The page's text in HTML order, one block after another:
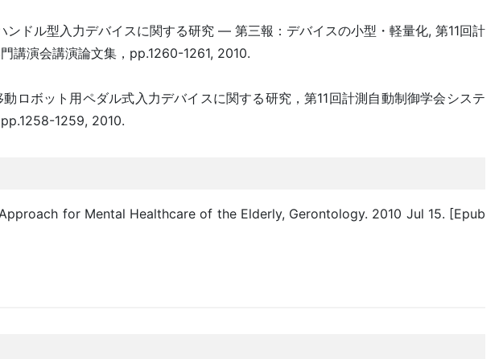
ドル型入力デバイスに関する研究 ― 第三報：デバイスの小型・軽量化, 第11回計
講演会講演論文集，pp.1260-1261, 2010.
ロボット用ペダル式入力デバイスに関する研究，第11回計測自動制御学会システ
1259, 2010.
for Mental Healthcare of the Elderly, Gerontology. 2010 Jul 15. [Epub